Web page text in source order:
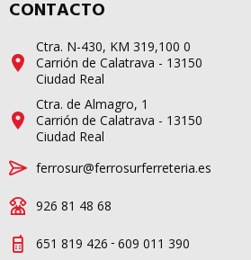
CONTACTO
Ctra. N-430, KM 319,100 0
Carrión de Calatrava - 13150
Ciudad Real
Ctra. de Almagro, 1
Carrión de Calatrava - 13150
Ciudad Real
ferrosur@ferrosurferreteria.es
926 81 48 68
651 819 426 - 609 011 390